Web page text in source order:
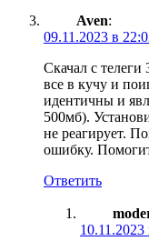
Aven:
09.11.2023 в
Скачал с
все в кучу и
идентичны и
500мб).
не реагирует.
ошибку.
Ответить
10.11.2023